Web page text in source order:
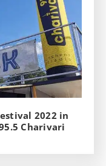
2022 in
Charivari